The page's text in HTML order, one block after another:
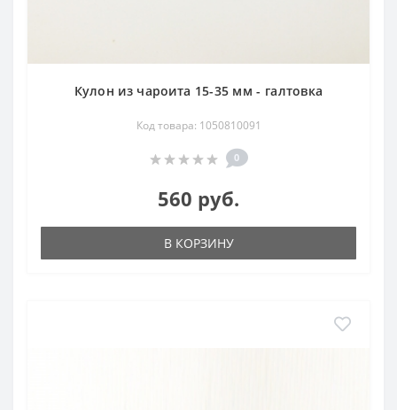
Кулон из чароита 15-35 мм - галтовка
Код товара: 1050810091
0
560 руб.
В КОРЗИНУ